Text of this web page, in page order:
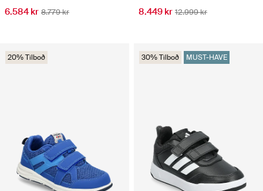
6.584 kr 8.779 kr 8.449 kr 12.999 kr
20% Tilboð 30% Tilboð MUST-HAVE